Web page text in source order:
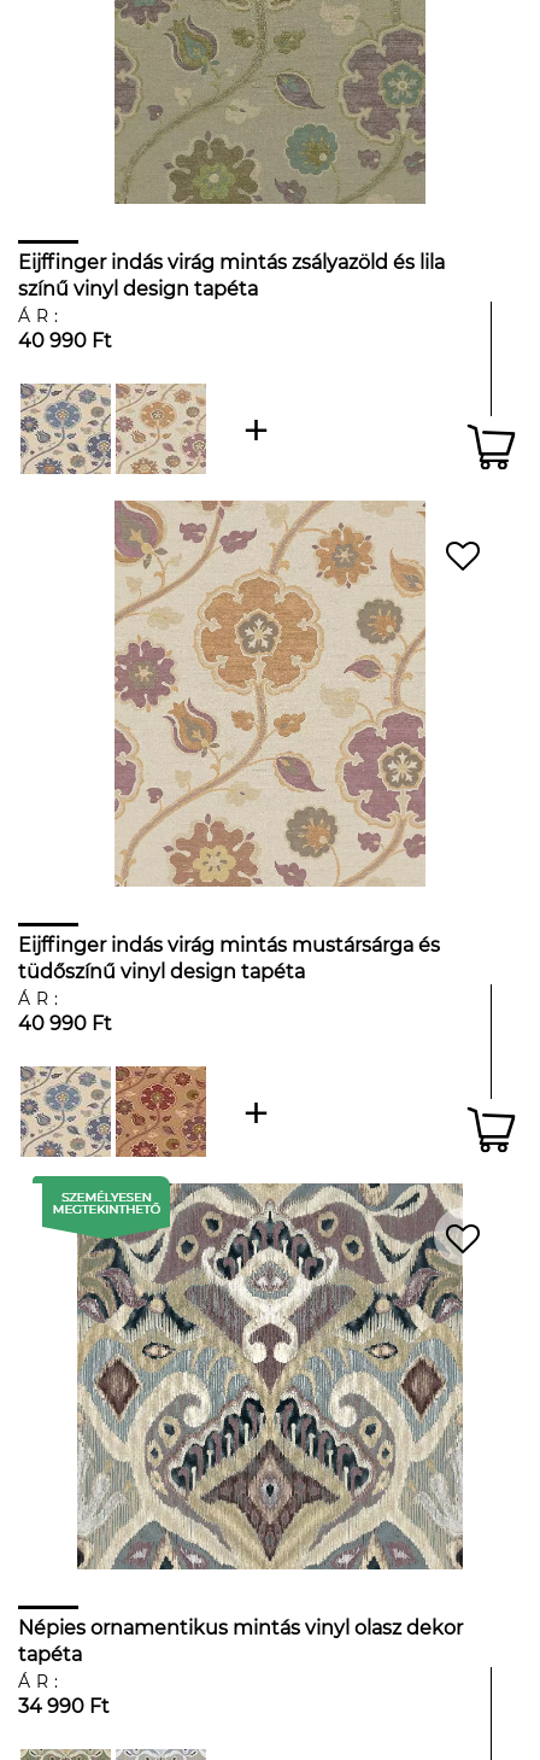
Eijffinger indás virág mintás zsályazöld és lila
színű vinyl design tapéta
ÁR:
40 990 Ft
Eijffinger indás virág mintás mustársárga és
tüdőszínű vinyl design tapéta
ÁR:
40 990 Ft
Népies ornamentikus mintás vinyl olasz dekor
tapéta
ÁR:
34 990 Ft